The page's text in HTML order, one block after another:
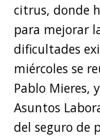
citrus, donde
para mejorar
dificultades
miércoles se
Pablo Mieres,
Asuntos
del seguro de